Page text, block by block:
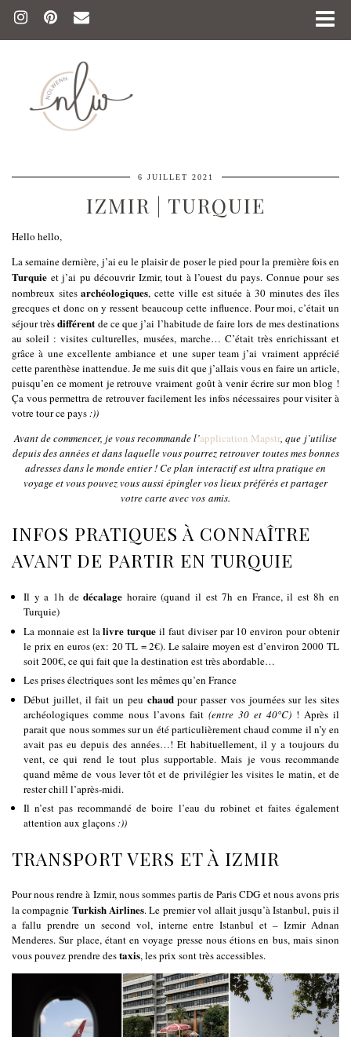
6 JUILLET 2021
IZMIR | TURQUIE
Hello hello,
La semaine dernière, j’ai eu le plaisir de poser le pied pour la première fois en
Turquie et j’ai pu découvrir Izmir, tout à l’ouest du pays. Connue pour ses
nombreux sitesarchéologiques, cette ville est située à 30 minutes des îles
grecques et donc on y ressent beaucoup cette influence. Pour moi, c’était un
séjour trèsdifférent de ce que j’ai l’habitude de faire lors de mes destinations
au soleil : visites culturelles, musées, marche… C’était très enrichissant et
grâce à une excellente ambiance et une super team j’ai vraiment apprécié
cette parenthèse inattendue. Je me suis dit que j’allais vous en faire un article,
puisqu’en ce moment je retrouve vraiment goût à venir écrire sur mon blog !
Ça vous permettra de retrouver facilement les infos nécessaires pour visiter à
votre tour ce pays :))
Avant de commencer, je vous recommande l’application Mapstr , que j’utilise
depuis des années et dans laquelle vous pourrez retrouver toutes mes bonnes
adresses dans le monde entier ! Ce plan interactif est ultra pratique en
voyage et vous pouvez vous aussi épingler vos lieux préférés et partager
votre carte avec vos amis.
INFOS PRATIQUES À CONNAÎTRE
AVANT DE PARTIR EN TURQUIE
Il y a 1h dedécalage horaire (quand il est 7h en France, il est 8h en
Turquie)
La monnaie est lalivre turque il faut diviser par 10 environ pour obtenir
le prix en euros (ex: 20 TL = 2€). Le salaire moyen est d’environ 2000 TL
soit 200€, ce qui fait que la destination est très abordable…
Les prises électriques sont les mêmes qu’en France
Début juillet, il fait un peu chaudpour passer vos journées sur les sites
archéologiques comme nous l’avons fait (entre 30 et 40°C) ! Après il
parait que nous sommes sur un été particulièrement chaud comme il n’y en
avait pas eu depuis des années…! Et habituellement, il y a toujours du
vent, ce qui rend le tout plus supportable. Mais je vous recommande
quand même de vous lever tôt et de privilégier les visites le matin, et de
rester chill l’après-midi.
Il n’est pas recommandé de boire l’eau du robinet et faites également
attention aux glaçons:))
TRANSPORT VERS ET À IZMIR
Pour nous rendre à Izmir, nous sommes partis de Paris CDG et nous avons pris
la compagnie Turkish Airlines. Le premier vol allait jusqu’à Istanbul, puis il
a fallu prendre un second vol, interne entre Istanbul et – Izmir Adnan
Menderes. Sur place, étant en voyage presse nous étions en bus, mais sinon
vous pouvez prendre destaxis, les prix sont très accessibles.